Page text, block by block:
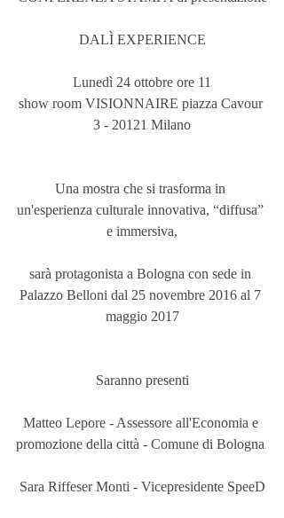
DALÌ EXPERIENCE
Lunedì 24 ottobre ore 11
show room VISIONNAIRE piazza Cavour
3 - 20121 Milano
Una mostra che si trasforma in
un'esperienza culturale innovativa, “diffusa”
e immersiva,
sarà protagonista a Bologna con sede in
Palazzo Belloni dal 25 novembre 2016 al 7
maggio 2017
Saranno presenti
Matteo Lepore - Assessore all'Economia e
promozione della città - Comune di Bologna
Sara Riffeser Monti - Vicepresidente SpeeD